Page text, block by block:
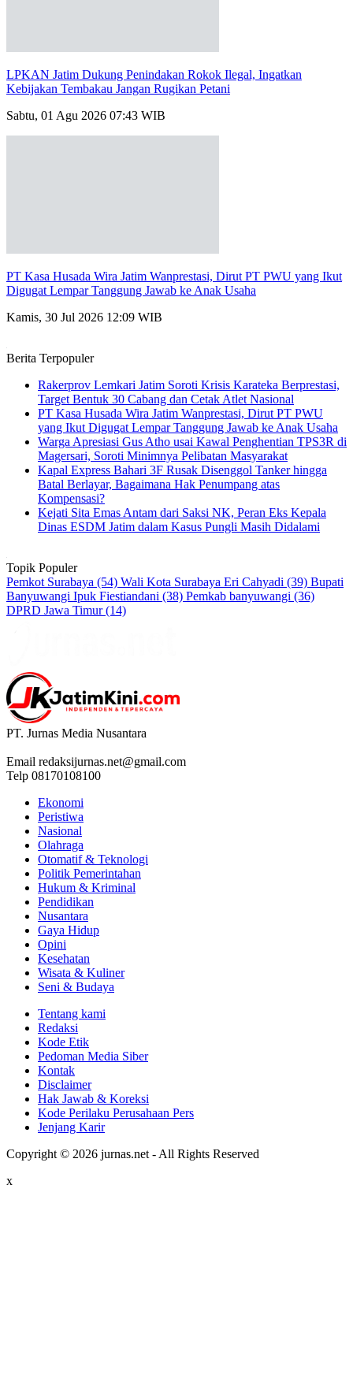
LPKAN Jatim Dukung Penindakan Rokok Ilegal, Ingatkan
Kebijakan Tembakau Jangan Rugikan Petani
Sabtu, 01 Agu 2026 07:43 WIB
PT Kasa Husada Wira Jatim Wanprestasi, Dirut PT PWU yang Ikut
Digugat Lempar Tanggung Jawab ke Anak Usaha
Kamis, 30 Jul 2026 12:09 WIB
Berita Terpopuler
Rakerprov Lemkari Jatim Soroti Krisis Karateka Berprestasi,
Target Bentuk 30 Cabang dan Cetak Atlet Nasional
PT Kasa Husada Wira Jatim Wanprestasi, Dirut PT PWU
yang Ikut Digugat Lempar Tanggung Jawab ke Anak Usaha
Warga Apresiasi Gus Atho usai Kawal Penghentian TPS3R di
Magersari, Soroti Minimnya Pelibatan Masyarakat
Kapal Express Bahari 3F Rusak Disenggol Tanker hingga
Batal Berlayar, Bagaimana Hak Penumpang atas
Kompensasi?
Kejati Sita Emas Antam dari Saksi NK, Peran Eks Kepala
Dinas ESDM Jatim dalam Kasus Pungli Masih Didalami
Topik Populer
Pemkot Surabaya (54) Wali Kota Surabaya Eri Cahyadi (39) Bupati
Banyuwangi Ipuk Fiestiandani (38) Pemkab banyuwangi (36)
DPRD Jawa Timur(14)
PT. Jurnas Media Nusantara
Email redaksijurnas.net@gmail.com
Telp 08170108100
Ekonomi
Peristiwa
Nasional
Olahraga
Otomatif & Teknologi
Politik Pemerintahan
Hukum & Kriminal
Pendidikan
Nusantara
Gaya Hidup
Opini
Kesehatan
Wisata & Kuliner
Seni & Budaya
Tentang kami
Redaksi
Kode Etik
Pedoman Media Siber
Kontak
Disclaimer
Hak Jawab & Koreksi
Kode Perilaku Perusahaan Pers
Jenjang Karir
Copyright © 2026 jurnas.net - All Rights Reserved
x